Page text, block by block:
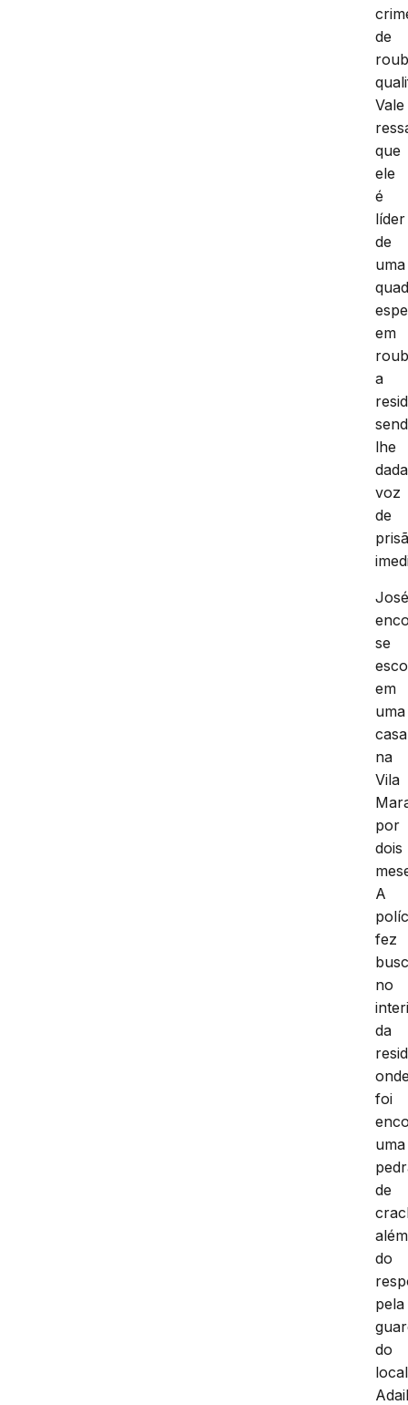
de
Vale
que
ele
é
líder
de
uma
em
a
lhe
dada
voz
de
se
em
uma
casa
na
Vila
por
dois
A
fez
no
da
foi
uma
de
além
do
pela
do
local